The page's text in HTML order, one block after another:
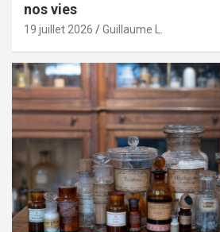
nos vies
19 juillet 2026 Guillaume L.